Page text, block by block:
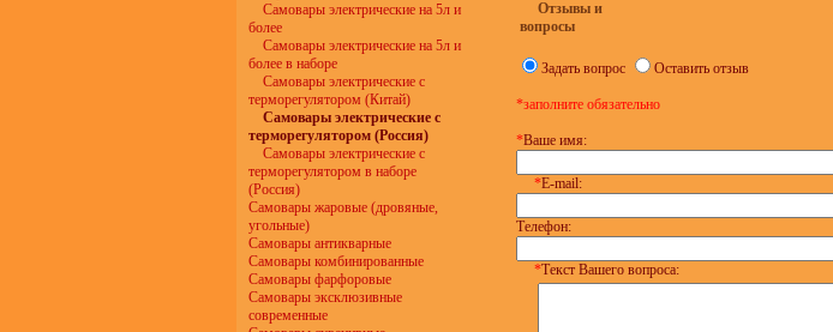
Самовары электрические на 5л и
более
Самовары электрические на 5л и
более в наборе
Самовары электрические с
терморегулятором (Китай)
Самовары электрические с
терморегулятором (Россия)
Самовары электрические с
терморегулятором в наборе
(Россия)
Самовары жаровые (дровяные,
угольные)
Самовары антикварные
Самовары комбинированные
Самовары фарфоровые
Самовары эксклюзивные
современные
Отзывы и
вопросы
Задать вопрос Оставить отзыв
*заполните обязательно
*Ваше имя:
*E-mail:
Телефон:
*Текст Вашего вопроса: